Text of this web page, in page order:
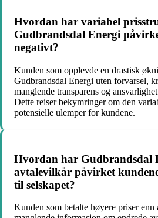
Hvordan har variabel
Gudbrandsdal Energi
negativt?
Kunden som opplevde en drastisk
Gudbrandsdal Energi uten forvarsel,
manglende transparens og
Dette reiser bekymringer om den
potensielle ulemper for kundene.
Hvordan har Gudbrandsdal
avtalevilkår påvirket
til selskapet?
Kunden som betalte høyere priser enn